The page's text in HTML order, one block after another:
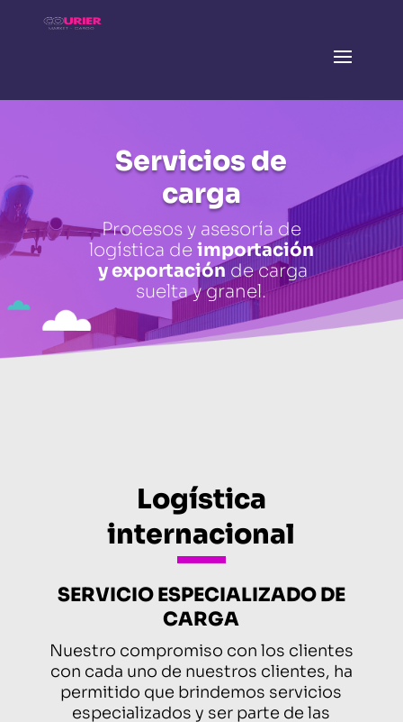
Servicios de
carga
Procesos y asesoría de
logística de importación
y exportación de carga
suelta y granel.
Logística
internacional
SERVICIO ESPECIALIZADO DE
CARGA
Nuestro compromiso con los clientes
con cada uno de nuestros clientes, ha
permitido que brindemos servicios
especializados y ser parte de las